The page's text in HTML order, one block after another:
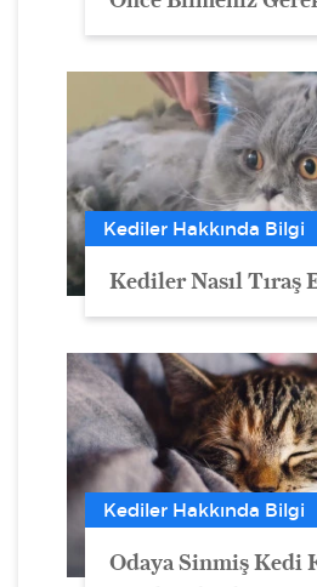
Kediler Hakkında Bilgi
Kediler Nasıl Tıraş
Kediler Hakkında Bilgi
Odaya Sinmiş Kedi